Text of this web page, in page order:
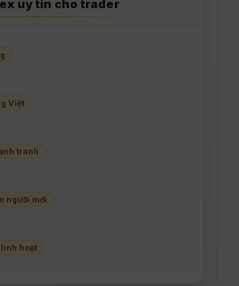
uy tín cho trader
Việt
tranh
người mới
hoạt